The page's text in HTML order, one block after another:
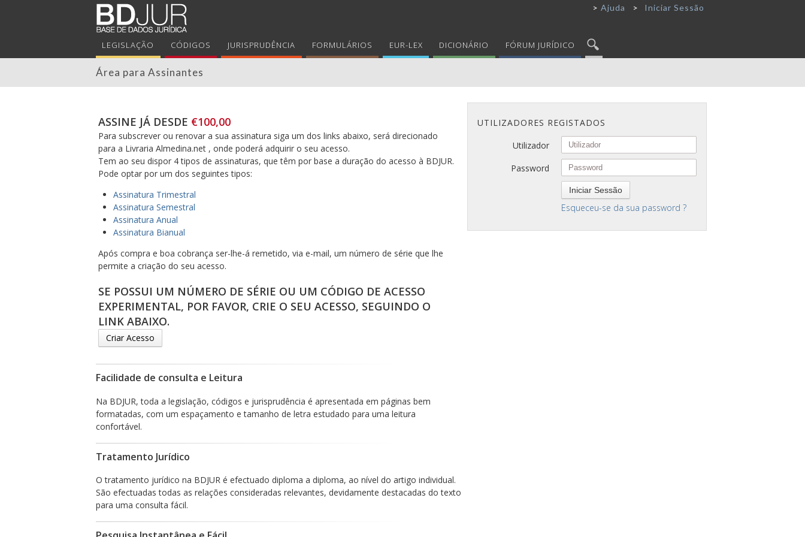
Ajuda Iniciar Sessão
LEGISLAÇÃO CÓDIGOS JURISPRUDÊNCIA FORMULÁRIOS EUR-LEX DICIONÁRIO FÓRUM JURÍDICO
Área para Assinantes
UTILIZADORES REGISTADOS
Utilizador
Password
Iniciar Sessão
Esqueceu-se da sua password ?
ASSINE JÁ DESDE €100,00
Para subscrever ou renovar a sua assinatura siga um dos links abaixo, será direcionado
para a Livraria Almedina.net , onde poderá adquirir o seu acesso.
Tem ao seu dispor 4 tipos de assinaturas, que têm por base a duração do acesso à BDJUR.
Pode optar por um dos seguintes tipos:
Assinatura Trimestral
Assinatura Semestral
Assinatura Anual
Assinatura Bianual
Após compra e boa cobrança ser-lhe-á remetido, via e-mail, um número de série que lhe
permite a criação do seu acesso.
SE POSSUI UM NÚMERO DE SÉRIE OU UM CÓDIGO DE ACESSO
EXPERIMENTAL, POR FAVOR, CRIE O SEU ACESSO, SEGUINDO O
LINK ABAIXO.
Criar Acesso
Facilidade de consulta e Leitura
Na BDJUR, toda a legislação, códigos e jurisprudência é apresentada em páginas bem
formatadas, com um espaçamento e tamanho de letra estudado para uma leitura
confortável.
Tratamento Jurídico
O tratamento jurídico na BDJUR é efectuado diploma a diploma, ao nível do artigo individual.
São efectuadas todas as relações consideradas relevantes, devidamente destacadas do texto
para uma consulta fácil.